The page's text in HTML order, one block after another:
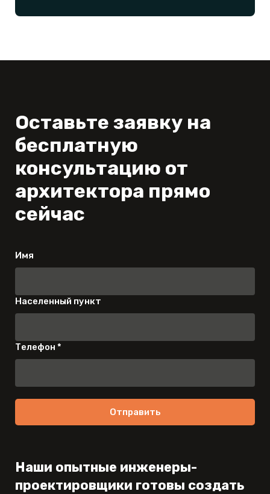
Оставьте заявку на
бесплатную
консультацию от
архитектора прямо
сейчас
Имя
Населенный пункт
Телефон *
Отправить
Наши опытные инженеры-
проектировщики готовы создать